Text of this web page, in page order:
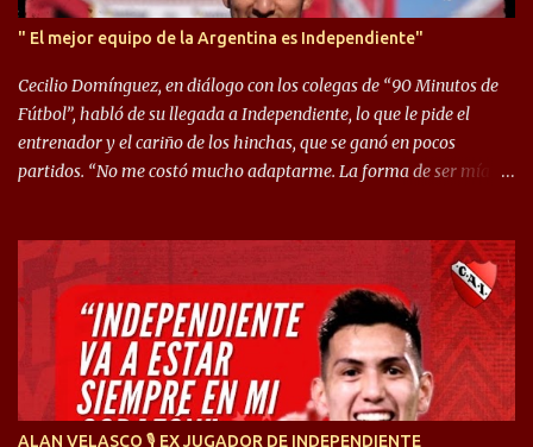
" El mejor equipo de la Argentina es Independiente"
Cecilio Domínguez, en diálogo con los colegas de “90 Minutos de
Fútbol”, habló de su llegada a Independiente, lo que le pide el
entrenador y el cariño de los hinchas, que se ganó en pocos
partidos. “No me costó mucho adaptarme. La forma de ser mía
llegué a un Independiente que juega muy dinámico y me gusta
mucho. Me favorece por la forma de jugar mía y eso también
ayudó a que me adapte”. “Me siento mejor por izquierda, pero me
gusta mucho jugar de 9, y juego sin problemas por derecha
también. Jugar de 9 y de extremo por izquierda es diferente. A mi
me gusta jugar por fuera, porque tengo mas posibilidades de
encarar, de enganchar. Pero yo soy un hombre que pica mucho y
ALAN VELASCO 🎙 EX JUGADOR DE INDEPENDIENTE